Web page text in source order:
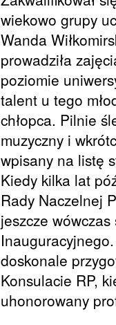
wiekowo grupy
Wanda
prowadziła
poziomie
talent u tego
chłopca. Pilnie
muzyczny i
wpisany na listę
Kiedy kilka lat
Rady Naczelnej
jeszcze
doskonale
Konsulacie RP,
uhonorowany